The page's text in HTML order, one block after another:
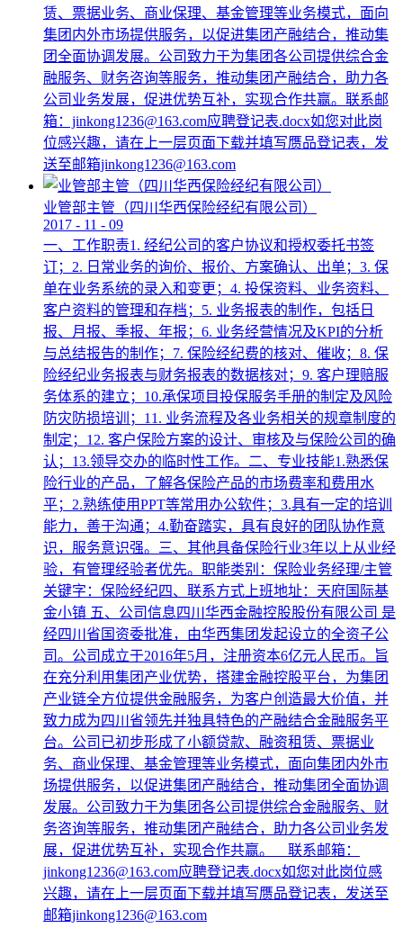
赁、票据业务、商业保理、基金管理等业务模式，面向
集团内外市场提供服务，以促进集团产融结合，推动集
团全面协调发展。公司致力于为集团各公司提供综合金
融服务、财务咨询等服务，推动集团产融结合，助力各
公司业务发展，促进优势互补，实现合作共赢。联系邮
箱：jinkong1236@163.com应聘登记表.docx如您对此岗
位感兴趣，请在上一层页面下载并填写赝品登记表，发
送至邮箱jinkong1236@163.com
业管部主管（四川华西保险经纪有限公司）
2017 - 11 - 09
一、工作职责1. 经纪公司的客户协议和授权委托书签
订；2. 日常业务的询价、报价、方案确认、出单；3. 保
单在业务系统的录入和变更；4. 投保资料、业务资料、
客户资料的管理和存档；5. 业务报表的制作，包括日
报、月报、季报、年报；6. 业务经营情况及KPI的分析
与总结报告的制作；7. 保险经纪费的核对、催收；8. 保
险经纪业务报表与财务报表的数据核对；9. 客户理赔服
务体系的建立；10.承保项目投保服务手册的制定及风险
防灾防损培训；11. 业务流程及各业务相关的规章制度的
制定；12. 客户保险方案的设计、审核及与保险公司的确
认；13.领导交办的临时性工作。二、专业技能1.熟悉保
险行业的产品，了解各保险产品的市场费率和费用水
平；2.熟练使用PPT等常用办公软件；3.具有一定的培训
能力，善于沟通；4.勤奋踏实，具有良好的团队协作意
识，服务意识强。三、其他具备保险行业3年以上从业经
验，有管理经验者优先。职能类别：保险业务经理/主管
关键字：保险经纪四、联系方式上班地址：天府国际基
金小镇 五、公司信息四川华西金融控股股份有限公司 是
经四川省国资委批准，由华西集团发起设立的全资子公
司。公司成立于2016年5月，注册资本6亿元人民币。旨
在充分利用集团产业优势，搭建金融控股平台，为集团
产业链全方位提供金融服务，为客户创造最大价值，并
致力成为四川省领先并独具特色的产融结合金融服务平
台。公司已初步形成了小额贷款、融资租赁、票据业
务、商业保理、基金管理等业务模式，面向集团内外市
场提供服务，以促进集团产融结合，推动集团全面协调
发展。公司致力于为集团各公司提供综合金融服务、财
务咨询等服务，推动集团产融结合，助力各公司业务发
展，促进优势互补，实现合作共赢。 联系邮箱：
jinkong1236@163.com应聘登记表.docx如您对此岗位感
兴趣，请在上一层页面下载并填写赝品登记表，发送至
邮箱jinkong1236@163.com